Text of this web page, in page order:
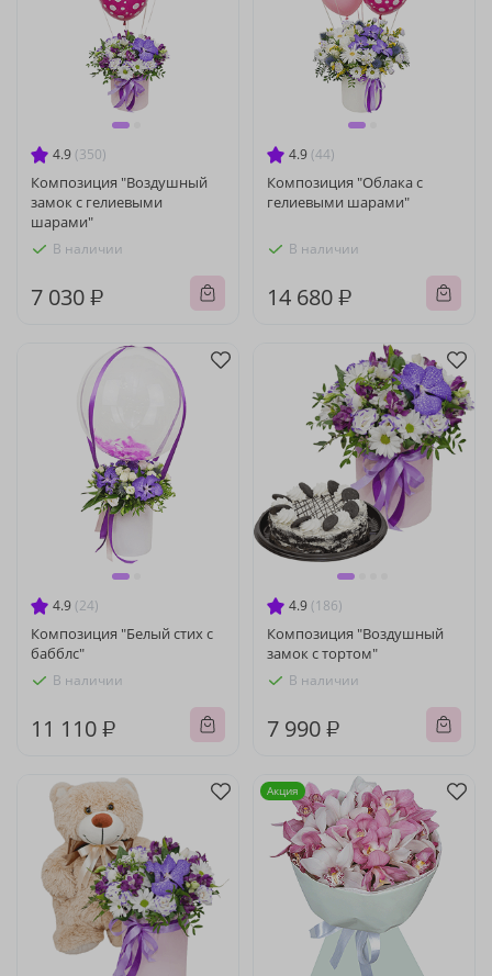
4.9 (350)
Композиция "Воздушный
замок с гелиевыми
шарами"
В наличии
7 030 ₽
4.9 (44)
Композиция "Облака с
гелиевыми шарами"
В наличии
14 680 ₽
4.9 (24)
Композиция "Белый стих с
бабблс"
В наличии
11 110 ₽
4.9 (186)
Композиция "Воздушный
замок с тортом"
В наличии
7 990 ₽
Акция